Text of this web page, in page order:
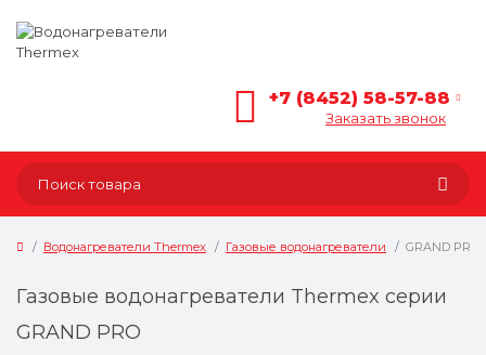
+7 (8452) 58-57-88
Заказать звонок
Водонагреватели Thermex Газовые водонагреватели GRAND PRO
Газовые водонагреватели Thermex серии
GRAND PRO